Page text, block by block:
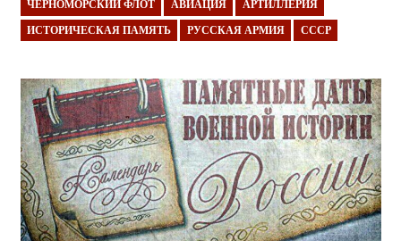
ЧЕРНОМОРСКИЙ ФЛОТ АВИАЦИЯ АРТИЛЛЕРИЯ
ИСТОРИЧЕСКАЯ ПАМЯТЬ РУССКАЯ АРМИЯ СССР